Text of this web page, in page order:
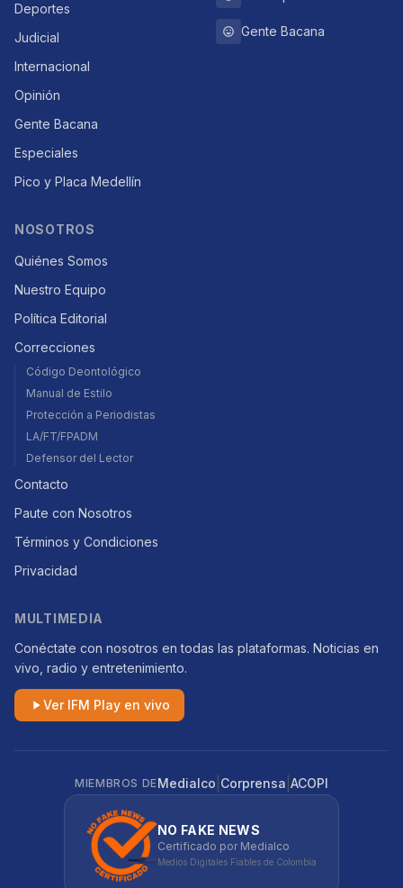
Deportes
Judicial
Internacional
Opinión
Gente Bacana
Especiales
Pico y Placa Medellín
Gente Bacana
NOSOTROS
Quiénes Somos
Nuestro Equipo
Política Editorial
Correcciones
Código Deontológico
Manual de Estilo
Protección a Periodistas
LA/FT/FPADM
Defensor del Lector
Contacto
Paute con Nosotros
Términos y Condiciones
Privacidad
MULTIMEDIA
Conéctate con nosotros en todas las plataformas. Noticias en
vivo, radio y entretenimiento.
Ver IFM Play en vivo
MIEMBROS DEMedialco Corprensa ACOPI
NO FAKE NEWS
Certificado por Medialco
Medios Digitales Fiables de Colombia